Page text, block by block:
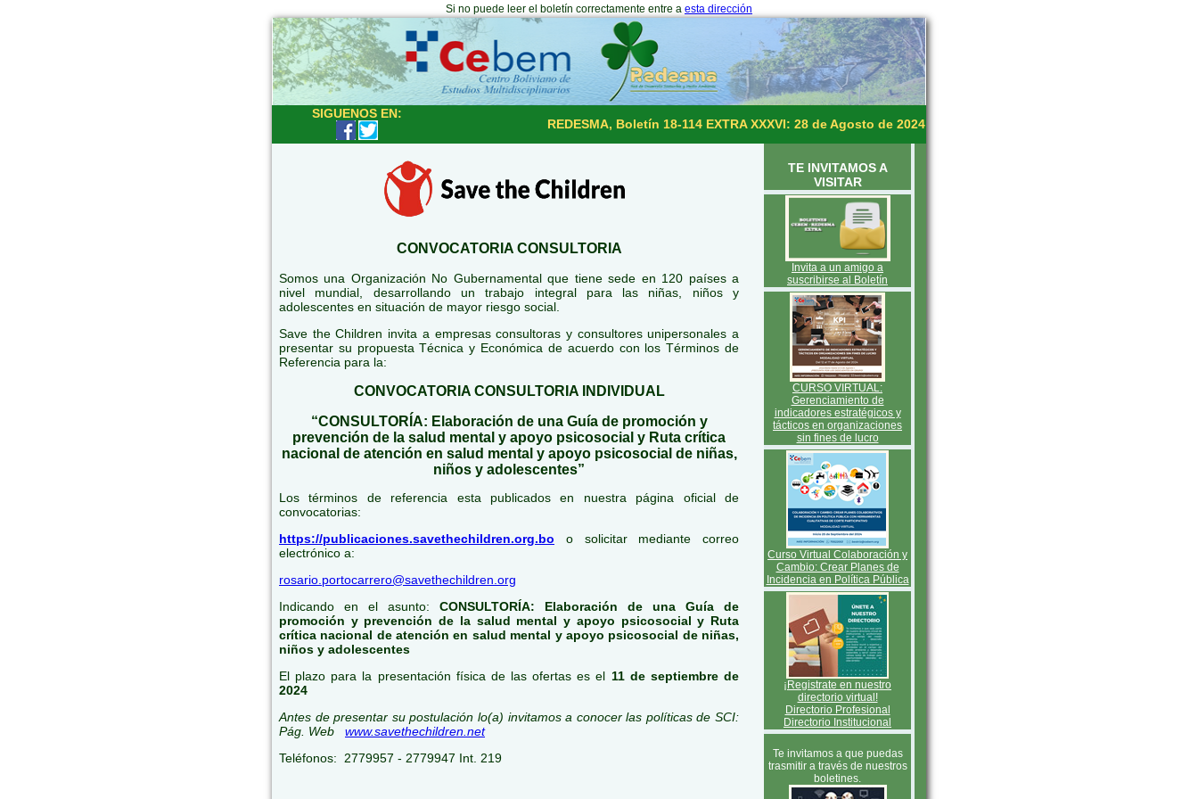
Si no puede leer el boletín correctamente entre a esta dirección
SIGUENOS EN:
REDESMA, Boletín 18-114 EXTRA XXXVI: 28 de Agosto de 2024
CONVOCATORIA CONSULTORIA
Somos una Organización No Gubernamental que tiene sede en 120 países a
nivel mundial, desarrollando un trabajo integral para las niñas, niños y
adolescentes en situación de mayor riesgo social.
Save the Children invita a empresas consultoras y consultores unipersonales a
presentar su propuesta Técnica y Económica de acuerdo con los Términos de
Referencia para la:
CONVOCATORIA CONSULTORIA INDIVIDUAL
“CONSULTORÍA: Elaboración de una Guía de promoción y
prevención de la salud mental y apoyo psicosocial y Ruta crítica
nacional de atención en salud mental y apoyo psicosocial de niñas,
niños y adolescentes”
Los términos de referencia esta publicados en nuestra página oficial de
convocatorias:
https://publicaciones.savethechildren.org.bo o solicitar mediante correo
electrónico a:
rosario.portocarrero@savethechildren.org
Indicando en el asunto: CONSULTORÍA: Elaboración de una Guía de
promoción y prevención de la salud mental y apoyo psicosocial y Ruta
crítica nacional de atención en salud mental y apoyo psicosocial de niñas,
niños y adolescentes
El plazo para la presentación física de las ofertas es el 11 de septiembre de
2024
Antes de presentar su postulación lo(a) invitamos a conocer las políticas de SCI:
Pág. Web www.savethechildren.net
Teléfonos: 2779957 - 2779947 Int. 219
TE INVITAMOS A
VISITAR
Invita a un amigo a
suscribirse al Boletín
CURSO VIRTUAL:
Gerenciamiento de
indicadores estratégicos y
tácticos en organizaciones
sin fines de lucro
Curso Virtual Colaboración y
Cambio: Crear Planes de
Incidencia en Política Pública
¡Registrate en nuestro
directorio virtual!
Directorio Profesional
Directorio Institucional
Te invitamos a que puedas
trasmitir a través de nuestros
boletines.